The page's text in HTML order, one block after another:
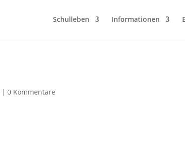
Schulleben Informationen
|0 Kommentare